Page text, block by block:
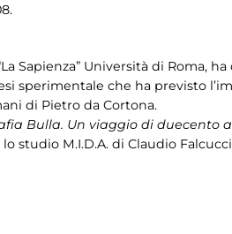
Sapienza” Università di Roma,
sperimentale che ha previsto
di Pietro da Cortona.
Bulla. Un viaggio di duecento
studio M.I.D.A. di Claudio